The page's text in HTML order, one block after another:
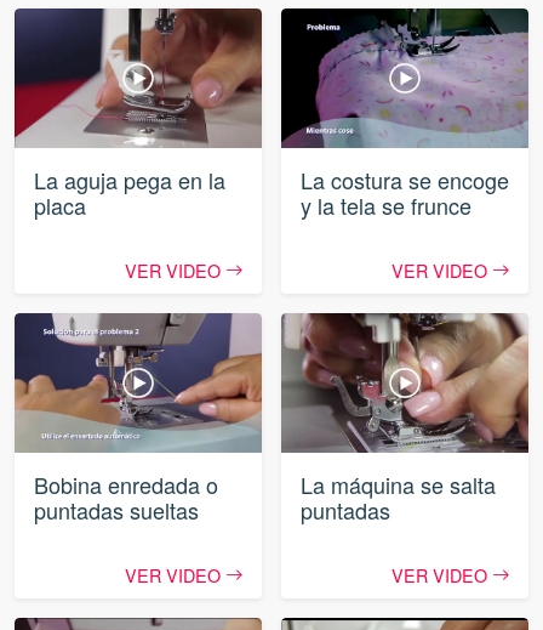
La aguja pega en la
placa
VER VIDEO
La costura se encoge
y la tela se frunce
VER VIDEO
Bobina enredada o
puntadas sueltas
VER VIDEO
La máquina se salta
puntadas
VER VIDEO